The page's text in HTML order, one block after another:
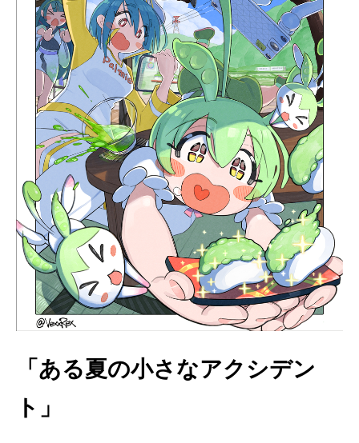
「ある夏の小さなアクシデン
ト」